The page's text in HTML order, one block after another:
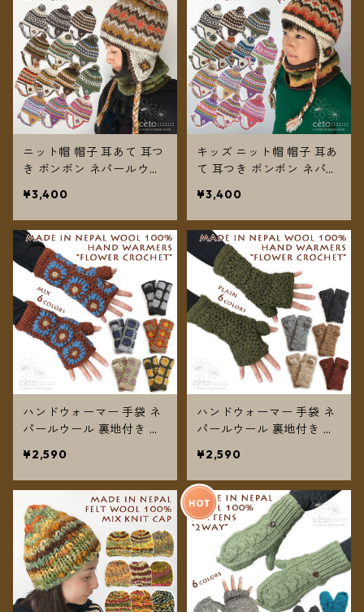
ニット帽 帽子 耳あて 耳つ
き ボンボン ネパールウー
ィース ユニセックス【メ
ール便送料無料】
¥3,400
キッズ ニット帽 帽子 耳あ
て 耳つき ボンボン ネパー
き 男の子 女の子 【メール
便送料無料】
¥3,400
ハンドウォーマー 手袋 ネ
パールウール 裏地付き ク
【メール便送料無料】
¥2,590
ハンドウォーマー 手袋 ネ
パールウール 裏地付き ク
ラー 【メール便送料無
料】
¥2,590